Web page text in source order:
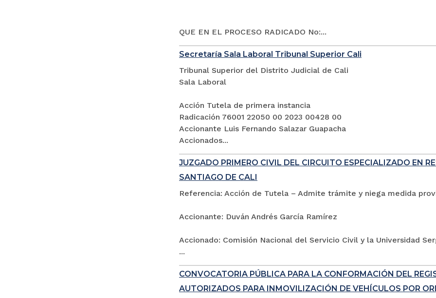
QUE EN EL PROCESO RADICADO No:...
Secretaría Sala Laboral Tribunal Superior Cali
Tribunal Superior del Distrito Judicial de Cali
Sala Laboral
Acción Tutela de primera instancia
Radicación 76001 22050 00 2023 00428 00
Accionante Luis Fernando Salazar Guapacha
Accionados...
JUZGADO PRIMERO CIVIL DEL CIRCUITO ESPECIALIZADO EN
SANTIAGO DE CALI
Referencia: Acción de Tutela – Admite trámite y niega medida
Accionante: Duván Andrés García Ramírez
Accionado: Comisión Nacional del Servicio Civil y la Universidad
...
CONVOCATORIA PÚBLICA PARA LA CONFORMACIÓN DEL
AUTORIZADOS PARA INMOVILIZACIÓN DE VEHÍCULOS POR